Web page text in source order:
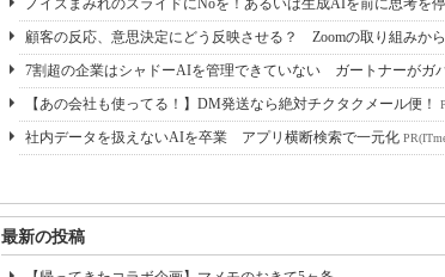
ノイズまみれのスライドにNoを！あるいは生成AIを前に思考を
顧客の反応、意思決定にどう反映させる？ Zoomの取り組みか
7割超の企業はシャドーAIを管理できていない ガートナーがガ
【あの会社も使ってる！】DM発送なら絶対チクタクメール便！
社内データを扱えないAIを卒業 アプリ横断検索で一元化
最新の投稿